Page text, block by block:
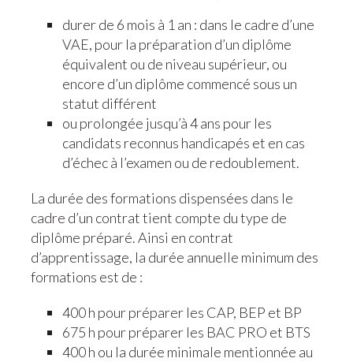
durer de 6 mois à 1 an : dans le cadre d’une
VAE, pour la préparation d’un diplôme
équivalent ou de niveau supérieur, ou
encore d’un diplôme commencé sous un
statut différent
ou prolongée jusqu’à 4 ans pour les
candidats reconnus handicapés et en cas
d’échec à l’examen ou de redoublement.
La durée des formations dispensées dans le
cadre d’un contrat tient compte du type de
diplôme préparé. Ainsi en contrat
d’apprentissage, la durée annuelle minimum des
formations est de :
400 h pour préparer les CAP, BEP et BP
675 h pour préparer les BAC PRO et BTS
400 h ou la durée minimale mentionnée au